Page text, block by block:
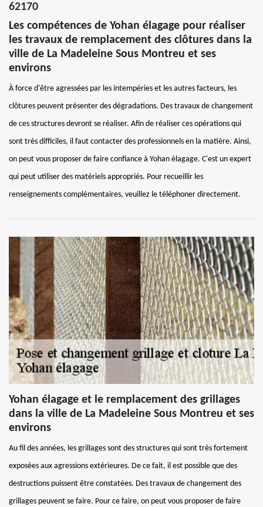
62170
Les compétences de Yohan élagage pour réaliser
les travaux de remplacement des clôtures dans la
ville de La Madeleine Sous Montreu et ses
environs
À force d'être agressées par les intempéries et les autres facteurs, les
clôtures peuvent présenter des dégradations. Des travaux de changement
de ces structures devront se réaliser. Afin de réaliser ces opérations qui
sont très difficiles, il faut contacter des professionnels en la matière. Ainsi,
on peut vous proposer de faire confiance à Yohan élagage. C'est un expert
qui peut utiliser des matériels appropriés. Pour recueillir les
renseignements complémentaires, veuillez le téléphoner directement.
Yohan élagage et le remplacement des grillages
dans la ville de La Madeleine Sous Montreu et ses
environs
Au fil des années, les grillages sont des structures qui sont très fortement
exposées aux agressions extérieures. De ce fait, il est possible que des
destructions puissent être constatées. Des travaux de changement des
grillages peuvent se faire. Pour ce faire, on peut vous proposer de faire